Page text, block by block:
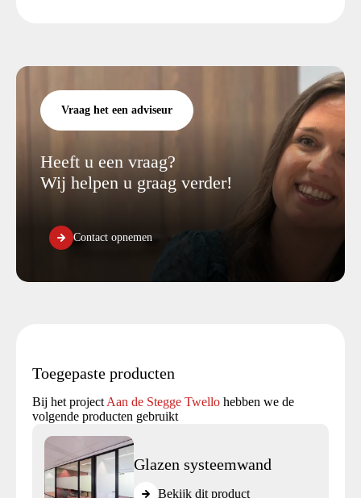
Vraag het een adviseur
Heeft u een vraag?
Wij helpen u graag verder!
Contact opnemen
Toegepaste producten
Bij het projectAan de Stegge Twello hebben we de
volgende producten gebruikt
Glazen systeemwand
Bekijk dit product